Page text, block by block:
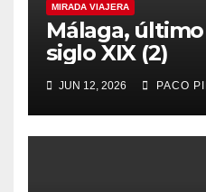
MIRADA VIAJERA
Málaga,
siglo XIX (2)
JUN 12, 2026 PACO